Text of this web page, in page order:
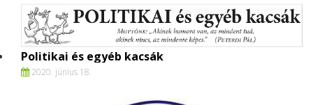
Politikai és egyéb kacsák
2020. június 18.